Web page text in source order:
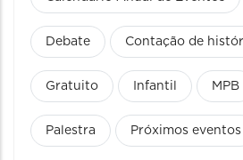
Debate Contação de
Gratuito Infantil MPB
Palestra Próximos eventos